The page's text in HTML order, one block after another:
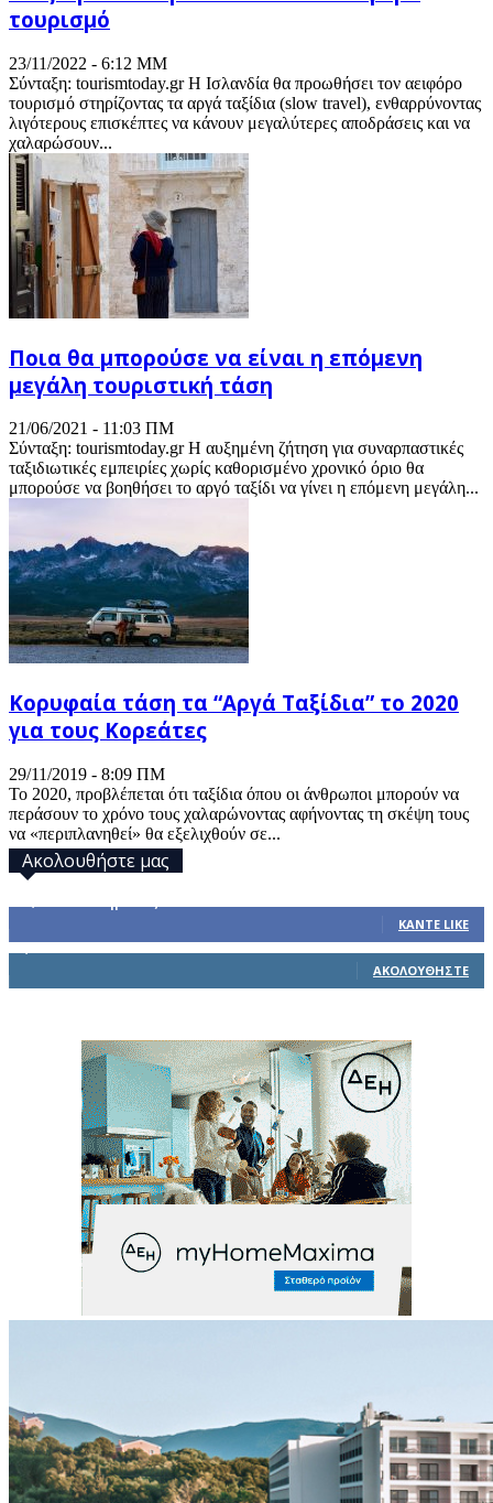
τουρισμό
23/11/2022 - 6:12 ΜΜ
Σύνταξη: tourismtoday.gr Η Ισλανδία θα προωθήσει τον αειφόρο
τουρισμό στηρίζοντας τα αργά ταξίδια (slow travel), ενθαρρύνοντας
λιγότερους επισκέπτες να κάνουν μεγαλύτερες αποδράσεις και να
χαλαρώσουν...
Ποια θα μπορούσε να είναι η επόμενη
μεγάλη τουριστική τάση
21/06/2021 - 11:03 ΠΜ
Σύνταξη: tourismtoday.gr Η αυξημένη ζήτηση για συναρπαστικές
ταξιδιωτικές εμπειρίες χωρίς καθορισμένο χρονικό όριο θα
μπορούσε να βοηθήσει το αργό ταξίδι να γίνει η επόμενη μεγάλη...
Κορυφαία τάση τα “Αργά Ταξίδια” το 2020
για τους Κορεάτες
29/11/2019 - 8:09 ΠΜ
Το 2020, προβλέπεται ότι ταξίδια όπου οι άνθρωποι μπορούν να
περάσουν το χρόνο τους χαλαρώνοντας αφήνοντας τη σκέψη τους
να «περιπλανηθεί» θα εξελιχθούν σε...
Ακολουθήστε μας
ΚΆΝΤΕ LIKE
ΑΚΟΛΟΥΘΉΣΤΕ